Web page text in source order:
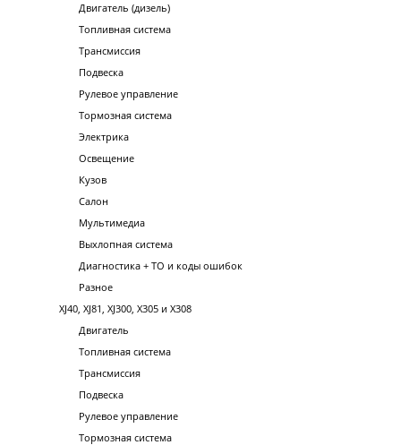
Двигатель (дизель)
Топливная система
Трансмиссия
Подвеска
Рулевое управление
Тормозная система
Электрика
Освещение
Кузов
Салон
Мультимедиа
Выхлопная система
Диагностика + ТО и коды ошибок
Разное
XJ40, XJ81, XJ300, X305 и X308
Двигатель
Топливная система
Трансмиссия
Подвеска
Рулевое управление
Тормозная система